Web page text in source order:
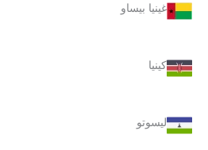
غينيا بيساو
كينيا
ليسوتو